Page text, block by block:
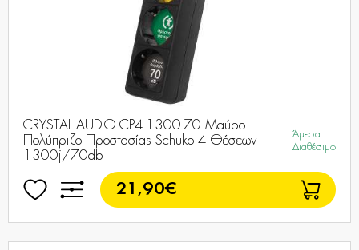
CRYSTAL AUDIO CP4-1300-70 Μαύρο
Πολύπριζο Προστασίας Schuko 4 Θέσεων
1300j/70db
Άμεσα
Διαθέσιμο
21,90€